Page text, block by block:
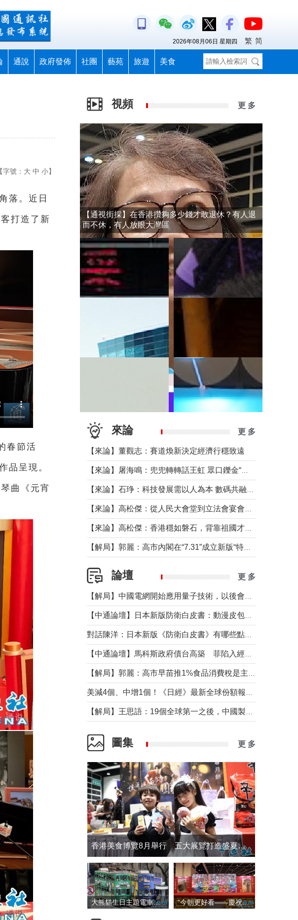
通說 政府發佈 社團 藝苑 旅遊 美食
2026年08月06日 星期四 繁 简
【字號： 大 中 小】
落。近日
打造了新
春節活
品呈現。
曲《元宵
視頻 更 多
【通視街採】在香港攢夠多少錢才敢退休？有人退
而不休，有人放眼大灣區
來論 更 多
【來論】董觀志：賽道煥新決定經濟行穩致遠
論壇 更 多
圖集 更 多
香港美食博覽8月舉行 五大展覽打造盛夏嘉年華
大熊貓生日主題電車在香港島行駛 “今朝更好看——慶祝中國共產黨成立105周年名家作品展”6日起舉行